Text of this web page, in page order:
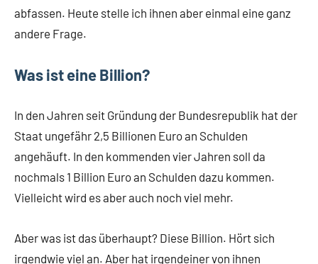
abfassen. Heute stelle ich ihnen aber einmal eine ganz
andere Frage.
Was ist eine Billion?
In den Jahren seit Gründung der Bundesrepublik hat der
Staat ungefähr 2,5 Billionen Euro an Schulden
angehäuft. In den kommenden vier Jahren soll da
nochmals 1 Billion Euro an Schulden dazu kommen.
Vielleicht wird es aber auch noch viel mehr.
Aber was ist das überhaupt? Diese Billion. Hört sich
irgendwie viel an. Aber hat irgendeiner von ihnen